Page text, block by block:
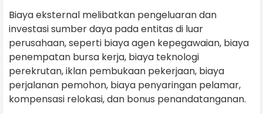
Biaya eksternal melibatkan pengeluaran dan
investasi sumber daya pada entitas di luar
perusahaan, seperti biaya agen kepegawaian, biaya
penempatan bursa kerja, biaya teknologi
perekrutan, iklan pembukaan pekerjaan, biaya
perjalanan pemohon, biaya penyaringan pelamar,
kompensasi relokasi, dan bonus penandatanganan.